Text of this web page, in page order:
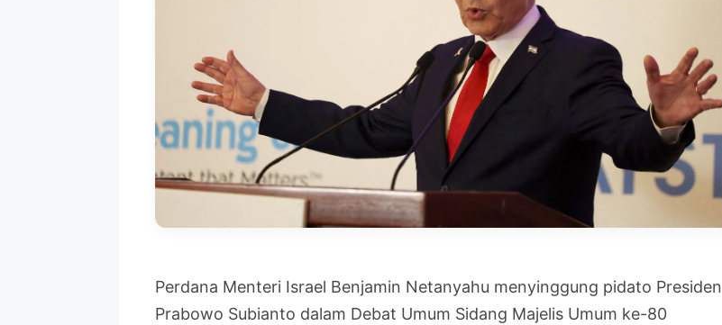
Perdana Menteri Israel Benjamin Netanyahu menyinggung pidato Presiden
Prabowo Subianto dalam Debat Umum Sidang Majelis Umum ke-80